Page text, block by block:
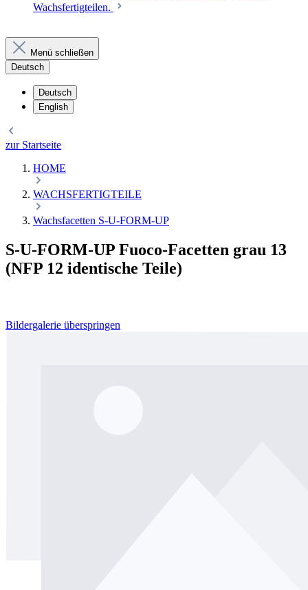
Wachsfertigteilen.
Menü schließen
Deutsch
Deutsch
English
zur Startseite
HOME
WACHSFERTIGTEILE
Wachsfacetten S-U-FORM-UP
S-U-FORM-UP Fuoco-Facetten grau 13
(NFP 12 identische Teile)
Bildergalerie überspringen